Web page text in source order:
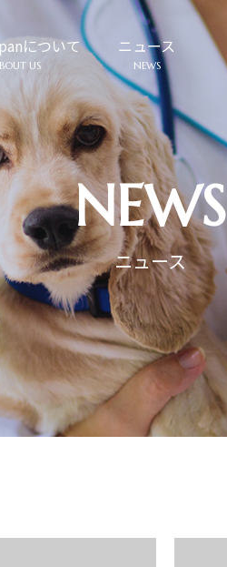
について
US
ニュース
NEWS
NEWS
ニュース